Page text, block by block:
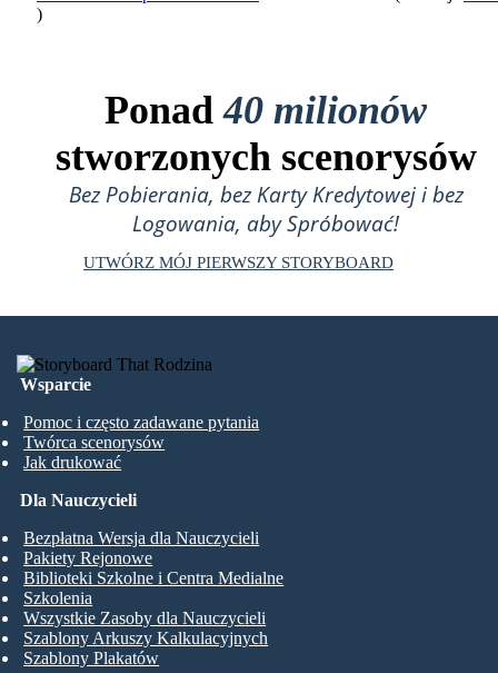
)
Ponad40 milionów
stworzonych scenorysów
Bez Pobierania, bez Karty Kredytowej i bez
Logowania, aby Spróbować!
UTWÓRZ MÓJ PIERWSZY STORYBOARD
Wsparcie
Pomoc i często zadawane pytania
Twórca scenorysów
Jak drukować
Dla Nauczycieli
Bezpłatna Wersja dla Nauczycieli
Pakiety Rejonowe
Biblioteki Szkolne i Centra Medialne
Szkolenia
Wszystkie Zasoby dla Nauczycieli
Szablony Arkuszy Kalkulacyjnych
Szablony Plakatów